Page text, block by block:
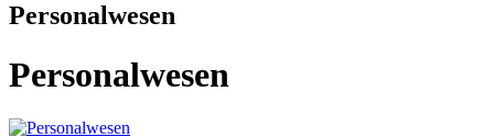
Personalwesen
Personalwesen